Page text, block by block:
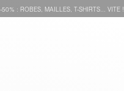
: ROBES, MAILLES, T-SHIRTS... VITE !